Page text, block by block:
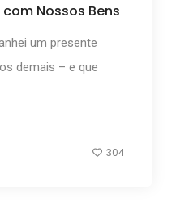
Nossos Bens
um presente
demais – e que
304